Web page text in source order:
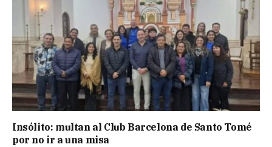
Insólito: multan al Club Barcelona de Santo Tomé
por no ir a una misa